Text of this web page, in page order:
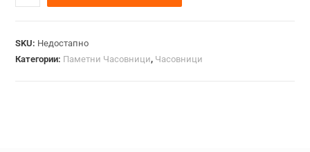
SKU: Недостапно
Категории: Паметни Часовници, Часовници